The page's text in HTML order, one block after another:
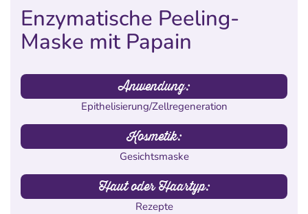
Enzymatische Peeling-
Maske mit Papain
Anwendung:
Epithelisierung/Zellregeneration
Kosmetik:
Gesichtsmaske
Haut oder Haartyp:
Rezepte